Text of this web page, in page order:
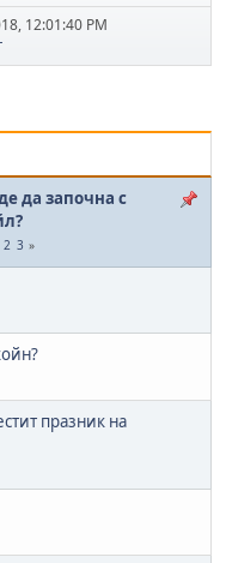
12:01:40 PM
да започна с
2 3
празник на